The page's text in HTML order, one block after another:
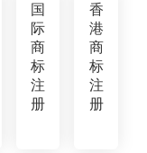
国
际
商
标
注
册
香
港
商
标
注
册